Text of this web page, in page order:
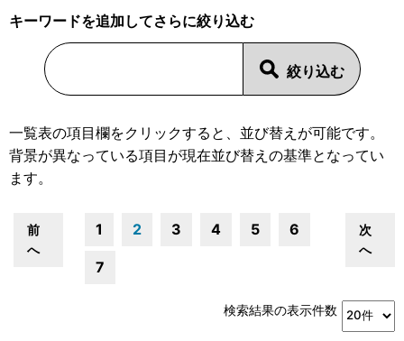
キーワードを追加してさらに絞り込む
一覧表の項目欄をクリックすると、並び替えが可能です。
背景が異なっている項目が現在並び替えの基準となってい
ます。
前
へ
1 2 3 4 5 6
7
次
へ
検索結果の表示件数